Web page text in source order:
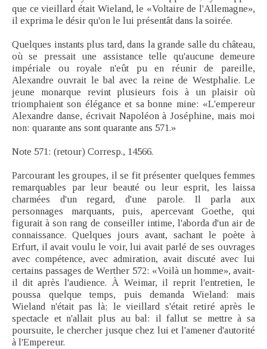
que ce vieillard était Wieland, le «Voltaire de l'Allemagne»,
il exprima le désir qu'on le lui présentât dans la soirée.
Quelques instants plus tard, dans la grande salle du château,
où se pressait une assistance telle qu'aucune demeure
impériale ou royale n'eût pu en réunir de pareille,
Alexandre ouvrait le bal avec la reine de Westphalie. Le
jeune monarque revint plusieurs fois à un plaisir où
triomphaient son élégance et sa bonne mine: «L'empereur
Alexandre danse, écrivait Napoléon à Joséphine, mais moi
non: quarante ans sont quarante ans 571.»
Note 571: (retour) Corresp., 14566.
Parcourant les groupes, il se fit présenter quelques femmes
remarquables par leur beauté ou leur esprit, les laissa
charmées d'un regard, d'une parole. Il parla aux
personnages marquants, puis, apercevant Goethe, qui
figurait à son rang de conseiller intime, l'aborda d'un air de
connaissance. Quelques jours avant, sachant le poète à
Erfurt, il avait voulu le voir, lui avait parlé de ses ouvrages
avec compétence, avec admiration, avait discuté avec lui
certains passages de Werther 572: «Voilà un homme», avait-
il dit après l'audience. À Weimar, il reprit l'entretien, le
poussa quelque temps, puis demanda Wieland: mais
Wieland n'était pas là; le vieillard s'était retiré après le
spectacle et n'allait plus au bal: il fallut se mettre à sa
poursuite, le chercher jusque chez lui et l'amener d'autorité
à l'Empereur.